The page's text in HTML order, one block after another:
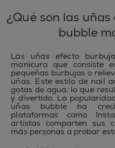
¿Qué son las
bubble
Las uñas efecto
manicura que consiste
pequeñas burbujas o
uñas. Este estilo de nail
gotas de agua, lo que
y divertido. La
uñas bubble ha
plataformas como
artistas comparten sus
más personas a probar